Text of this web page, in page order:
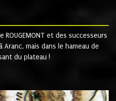
et des successeurs
mais dans le hameau de
du plateau !